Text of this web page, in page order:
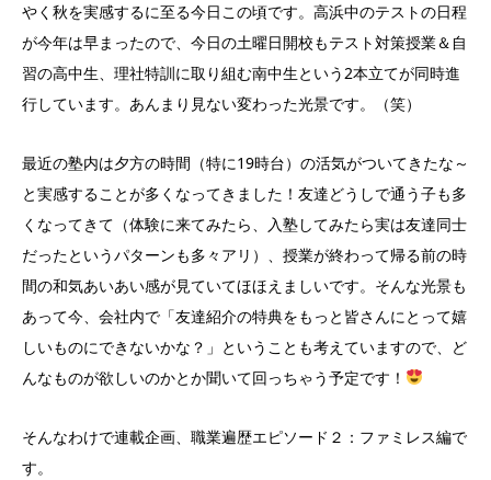
やく秋を実感するに至る今日この頃です。高浜中のテストの日程
が今年は早まったので、今日の土曜日開校もテスト対策授業＆自
習の高中生、理社特訓に取り組む南中生という2本立てが同時進
行しています。あんまり見ない変わった光景です。（笑）
最近の塾内は夕方の時間（特に19時台）の活気がついてきたな～
と実感することが多くなってきました！友達どうしで通う子も多
くなってきて（体験に来てみたら、入塾してみたら実は友達同士
だったというパターンも多々アリ）、授業が終わって帰る前の時
間の和気あいあい感が見ていてほほえましいです。そんな光景も
あって今、会社内で「友達紹介の特典をもっと皆さんにとって嬉
しいものにできないかな？」ということも考えていますので、ど
んなものが欲しいのかとか聞いて回っちゃう予定です！
そんなわけで連載企画、職業遍歴エピソード２：ファミレス編で
す。